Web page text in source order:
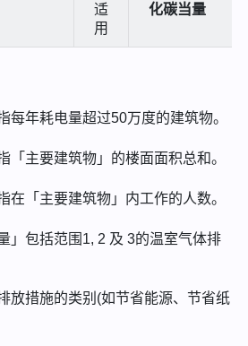
适
用
化碳当量
每年耗电量超过50万度的建筑物。
「主要建筑物」的楼面面积总和。
在「主要建筑物」内工作的人数。
」包括范围1, 2 及 3的温室气体排
放措施的类别(如节省能源、节省纸